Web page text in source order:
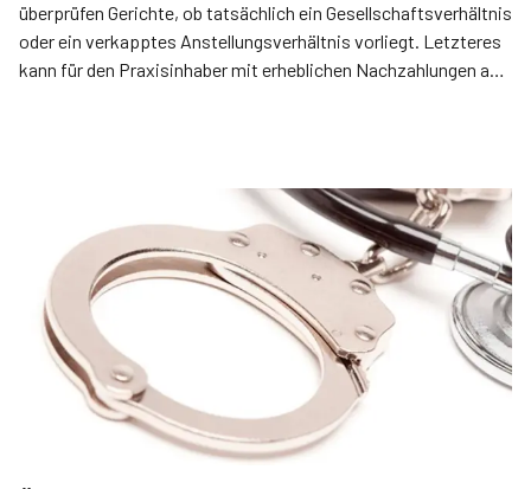
überprüfen Gerichte, ob tatsächlich ein Gesellschaftsverhältnis
oder ein verkapptes Anstellungsverhältnis vorliegt. Letzteres
kann für den Praxisinhaber mit erheblichen Nachzahlungen an